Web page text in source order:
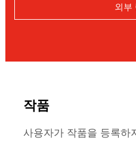
외부
작품
사용자가 작품을 등록하